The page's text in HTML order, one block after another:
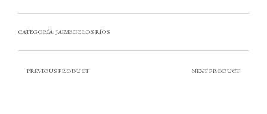
CATEGORÍA: JAIME DE LOS RÍOS
PREVIOUS PRODUCT NEXT PRODUCT